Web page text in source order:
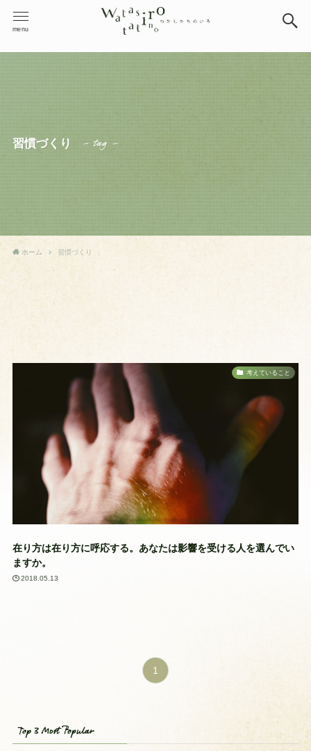
menu
習慣づくり – tag –
ホーム 習慣づくり
考えていること
在り方は在り方に呼応する。あなたは影響を受ける人を選んでい
ますか。
2018.05.13
1
Top 3 Most Popular